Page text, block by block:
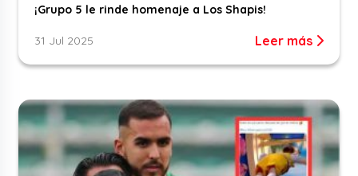
¡Grupo 5 le rinde homenaje a Los Shapis!
31 Jul 2025 Leer más